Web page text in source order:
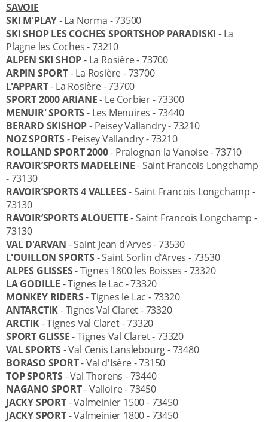
SAVOIE
SKI M'PLAY- La Norma - 73500
SKI SHOP LES COCHES SPORTSHOP PARADISKI - La
Plagne les Coches - 73210
ALPEN SKI SHOP- La Rosière - 73700
ARPIN SPORT- La Rosière - 73700
L'APPART- La Rosière - 73700
SPORT 2000 ARIANE- Le Corbier - 73300
MENUIR' SPORTS- Les Menuires - 73440
BERARD SKISHOP- Peisey Vallandry - 73210
NOZ SPORTS- Peisey Vallandry - 73210
ROLLAND SPORT 2000- Pralognan la Vanoise - 73710
RAVOIR’SPORTS MADELEINE- Saint Francois Longchamp
- 73130
RAVOIR’SPORTS 4 VALLEES- Saint Francois Longchamp -
73130
RAVOIR’SPORTS ALOUETTE- Saint Francois Longchamp -
73130
VAL D'ARVAN - Saint Jean d'Arves - 73530
L'OUILLON SPORTS- Saint Sorlin d'Arves - 73530
ALPES GLISSES- Tignes 1800 les Boisses - 73320
LA GODILLE - Tignes le Lac - 73320
MONKEY RIDERS- Tignes le Lac - 73320
ANTARCTIK- Tignes Val Claret - 73320
ARCTIK- Tignes Val Claret - 73320
SPORT GLISSE- Tignes Val Claret - 73320
VAL SPORTS- Val Cenis Lanslebourg - 73480
BORASO SPORT- Val d'Isère - 73150
TOP SPORTS- Val Thorens - 73440
NAGANO SPORT- Valloire - 73450
JACKY SPORT- Valmeinier 1500 - 73450
JACKY SPORT- Valmeinier 1800 - 73450